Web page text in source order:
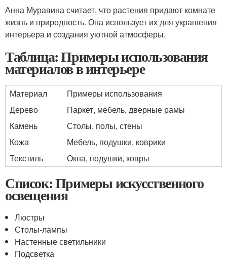
Анна Муравина считает, что растения придают комнате
жизнь и природность. Она использует их для украшения
интерьера и создания уютной атмосферы.
Таблица: Примеры использования
материалов в интерьере
Материал
Примеры использования
Дерево
Паркет, мебель, дверные рамы
Камень
Столы, полы, стены
Кожа
Мебель, подушки, коврики
Текстиль
Окна, подушки, ковры
Список: Примеры искусственного
освещения
Люстры
Столы-лампы
Настенные светильники
Подсветка